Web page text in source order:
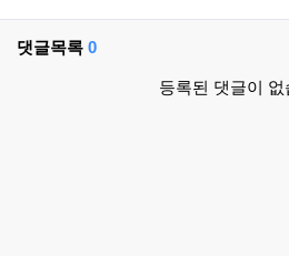
댓글목록 0
등록된 댓글이 없